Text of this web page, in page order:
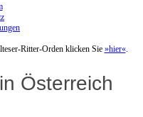
Ritter-Orden klicken Sie »hier«.
Österreich